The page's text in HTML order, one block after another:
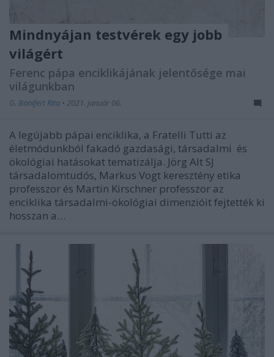
Mindnyájan testvérek egy jobb
világért
Ferenc pápa enciklikájának jelentősége mai
világunkban
G. Bonifert Rita • 2021. január 06.
A legújabb pápai enciklika, a Fratelli Tutti az
életmódunkból fakadó gazdasági, társadalmi és
ökológiai hatásokat tematizálja. Jörg Alt SJ
társadalomtudós, Markus Vogt keresztény etika
professzor és Martin Kirschner professzor az
enciklika társadalmi-ökológiai dimenzióit fejtették ki
hosszan a…